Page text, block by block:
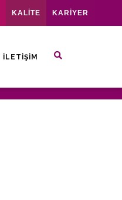
KALİTE KARİYER
İLETIŞIM